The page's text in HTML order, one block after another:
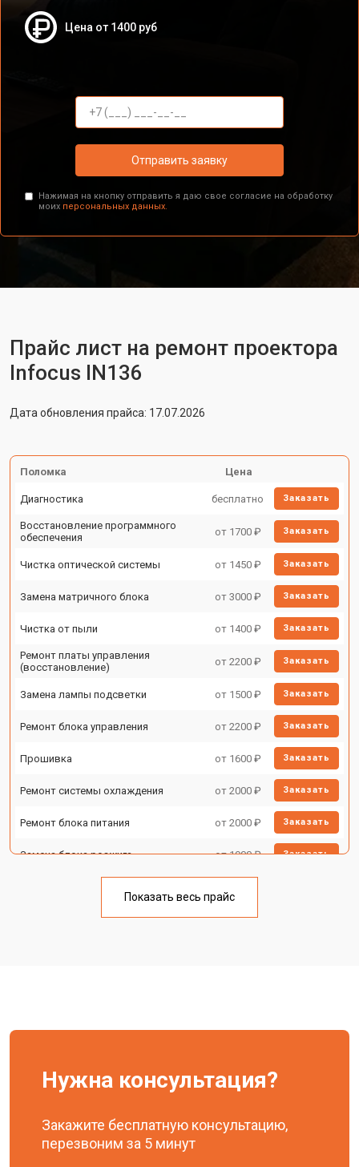
Цена от 1400 руб
Отправить заявку
Нажимая на кнопку отправить я даю свое согласие на обработку
моих персональных данных.
Прайс лист на ремонт проектора
Infocus IN136
Дата обновления прайса: 17.07.2026
Поломка Цена
Диагностика бесплатно Заказать
Восстановление программного
обеспечения
от 1700 ₽ Заказать
Чистка оптической системы от 1450 ₽ Заказать
Замена матричного блока от 3000 ₽ Заказать
Чистка от пыли от 1400 ₽ Заказать
Ремонт платы управления
(восстановление)
от 2200 ₽ Заказать
Замена лампы подсветки от 1500 ₽ Заказать
Ремонт блока управления от 2200 ₽ Заказать
Прошивка от 1600 ₽ Заказать
Ремонт системы охлаждения от 2000 ₽ Заказать
Ремонт блока питания от 2000 ₽ Заказать
Замена блока розжига от 1900 ₽ Заказать
Показать весь прайс
Нужна консультация?
Закажите бесплатную консультацию,
перезвоним за 5 минут